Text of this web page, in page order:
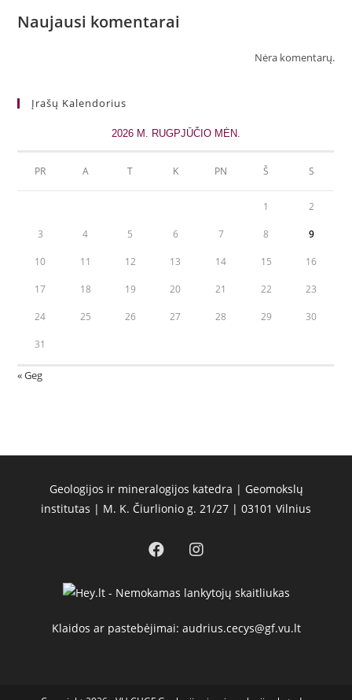
Naujausi komentarai
Nėra komentarų.
Įrašų Kalendorius
2026 M. RUGPJŪČIO MĖN.
PR A T K PN Š S
1 2
3 4 5 6 7 8 9
10 11 12 13 14 15 16
17 18 19 20 21 22 23
24 25 26 27 28 29 30
31
« Geg
Geologijos ir mineralogijos katedra | Geomokslų
institutas | M. K. Čiurlionio g. 21/27 | 03101 Vilnius
Klaidos ar pastebėjimai: audrius.cecys@gf.vu.lt